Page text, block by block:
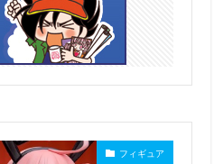
フィギュア